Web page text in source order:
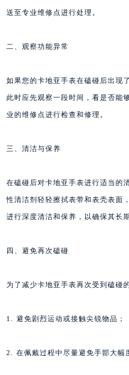
送至专业维修点进行处理。
二、观察功能异常
如果您的卡地亚手表在磕碰后出现
此时应先观察一段时间，看是否能
业的维修点进行检查和修理。
三、清洁与保养
在磕碰后对卡地亚手表进行适当的
性清洁剂轻轻擦拭表带和表壳表面
进行深度清洁和保养，以确保其长
四、避免再次磕碰
为了减少卡地亚手表再次受到磕碰
1. 避免剧烈运动或接触尖锐物品；
2. 在佩戴过程中尽量避免手部大幅